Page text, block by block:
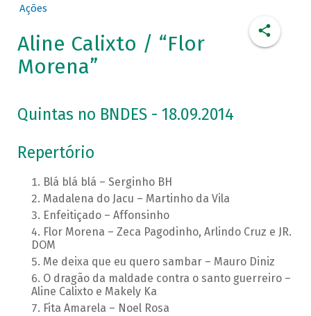
Ações
Aline Calixto / “Flor
Morena”
Quintas no BNDES - 18.09.2014
Repertório
Blá blá blá – Serginho BH
Madalena do Jacu – Martinho da Vila
Enfeitiçado – Affonsinho
Flor Morena – Zeca Pagodinho, Arlindo Cruz e JR.
DOM
Me deixa que eu quero sambar – Mauro Diniz
O dragão da maldade contra o santo guerreiro –
Aline Calixto e Makely Ka
Fita Amarela – Noel Rosa